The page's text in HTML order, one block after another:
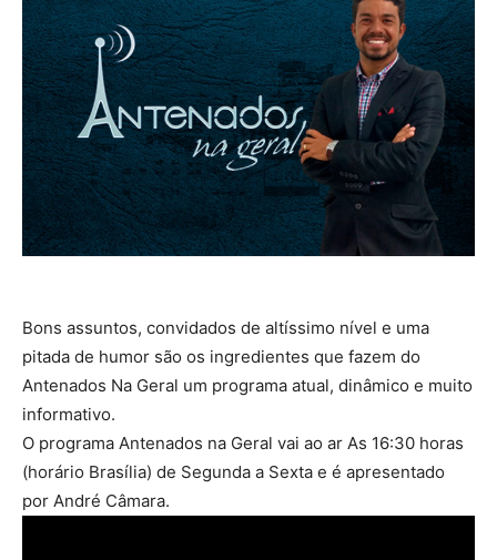
Bons assuntos, convidados de altíssimo nível e uma
pitada de humor são os ingredientes que fazem do
Antenados Na Geral um programa atual, dinâmico e muito
informativo.
O programa Antenados na Geral vai ao ar As 16:30 horas
(horário Brasília) de Segunda a Sexta e é apresentado
por André Câmara.